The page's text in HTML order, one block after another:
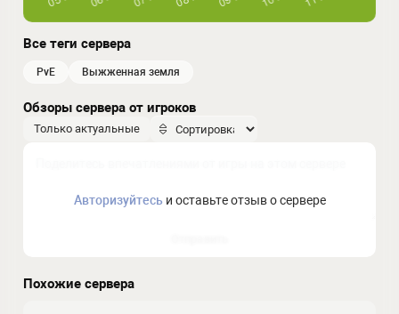
Все теги сервера
PvE выжженная земля
Обзоры сервера от игроков
Только актуальные
Авторизуйтесьи оставьте отзыв о сервере
Похожие сервера